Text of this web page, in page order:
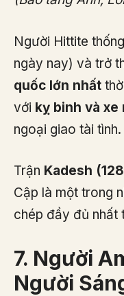
Người Hittite
ngày nay) và trở
quốc lớn nhất
với kỵ binh và xe
ngoại giao tài tình.
Trận Kadesh
Cập là một trong
chép đầy đủ nhất
7. Người
Người